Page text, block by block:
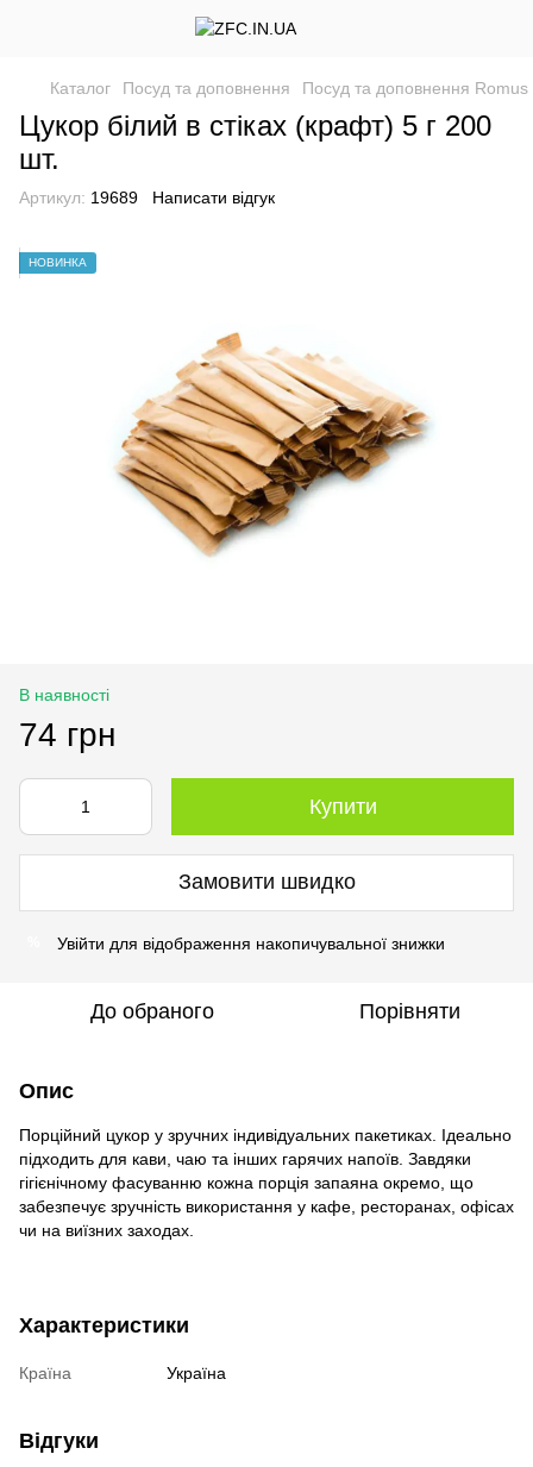
Каталог Посуд та доповнення Посуд та доповнення Romus
Цукор білий в стіках (крафт) 5 г 200
шт.
Артикул: 19689 Написати відгук
НОВИНКА
В наявності
74 грн
Купити
Замовити швидко
Увійти для відображення накопичувальної знижки
До обраного Порівняти
Опис
Порційний цукор у зручних індивідуальних пакетиках. Ідеально
підходить для кави, чаю та інших гарячих напоїв. Завдяки
гігієнічному фасуванню кожна порція запаяна окремо, що
забезпечує зручність використання у кафе, ресторанах, офісах
чи на виїзних заходах.
Характеристики
Країна Україна
Відгуки